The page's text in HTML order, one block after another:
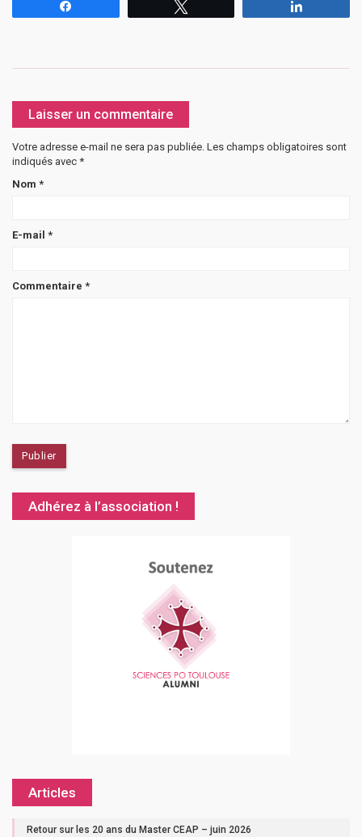
Laisser un commentaire
Votre adresse e-mail ne sera pas publiée. Les champs obligatoires sont
indiqués avec *
Nom *
E-mail *
Commentaire *
Adhérez à l’association !
Articles
Retour sur les 20 ans du Master CEAP – juin 2026